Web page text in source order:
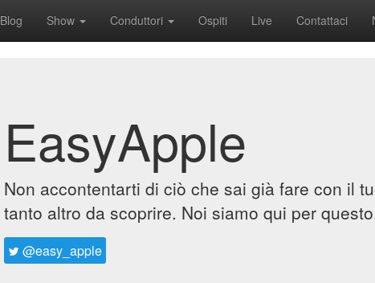
Blog Show Conduttori Ospiti Live Contattaci
EasyApple
Non accontentarti di ciò che sai già fare con il
tanto altro da scoprire. Noi siamo qui per
@easy_apple